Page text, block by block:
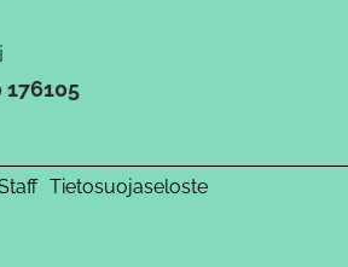
176105
Tietosuojaseloste